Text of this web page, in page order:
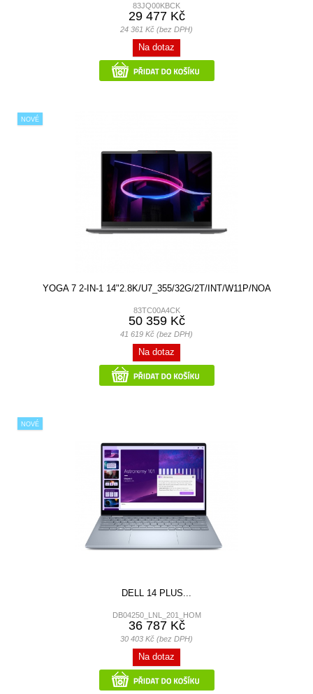
83JQ00KBCK
29 477 Kč
24 361 Kč (bez DPH)
Na dotaz
NOVÉ
YOGA 7 2-IN-1 14"2.8K/U7_355/32G/2T/INT/W11P/NOA
83TC00A4CK
50 359 Kč
41 619 Kč (bez DPH)
Na dotaz
NOVÉ
DELL 14 PLUS...
DB04250_LNL_201_HOM
36 787 Kč
30 403 Kč (bez DPH)
Na dotaz